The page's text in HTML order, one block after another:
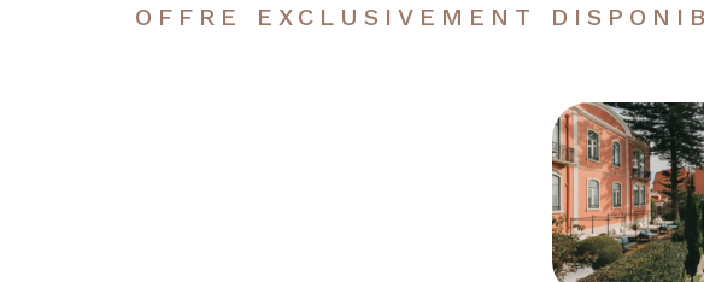
OFFRE EXCLUSIVEMENT